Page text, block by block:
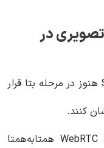
در
تماس‌های صوتی و تصویری در Session هنوز در مرحله بتا قرار
کنند.
در حال حاضر این تماس‌ها از فناوری WebRTC همتابه‌همتا